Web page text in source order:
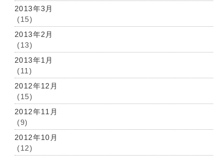
2013年3月
(15)
2013年2月
(13)
2013年1月
(11)
2012年12月
(15)
2012年11月
(9)
2012年10月
(12)